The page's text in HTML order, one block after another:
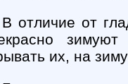
В отличие от
их, на